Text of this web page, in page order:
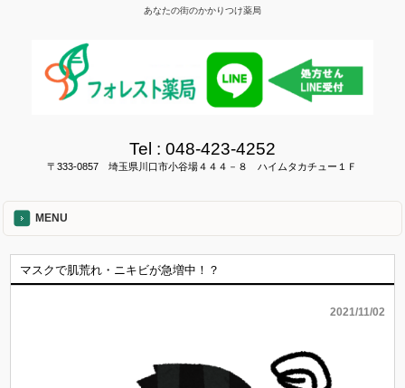
あなたの街のかかりつけ薬局
Tel : 048-423-4252
〒333-0857 埼玉県川口市小谷場４４４－８ ハイムタカチュー１Ｆ
MENU
マスクで肌荒れ・ニキビが急増中！？
2021/11/02